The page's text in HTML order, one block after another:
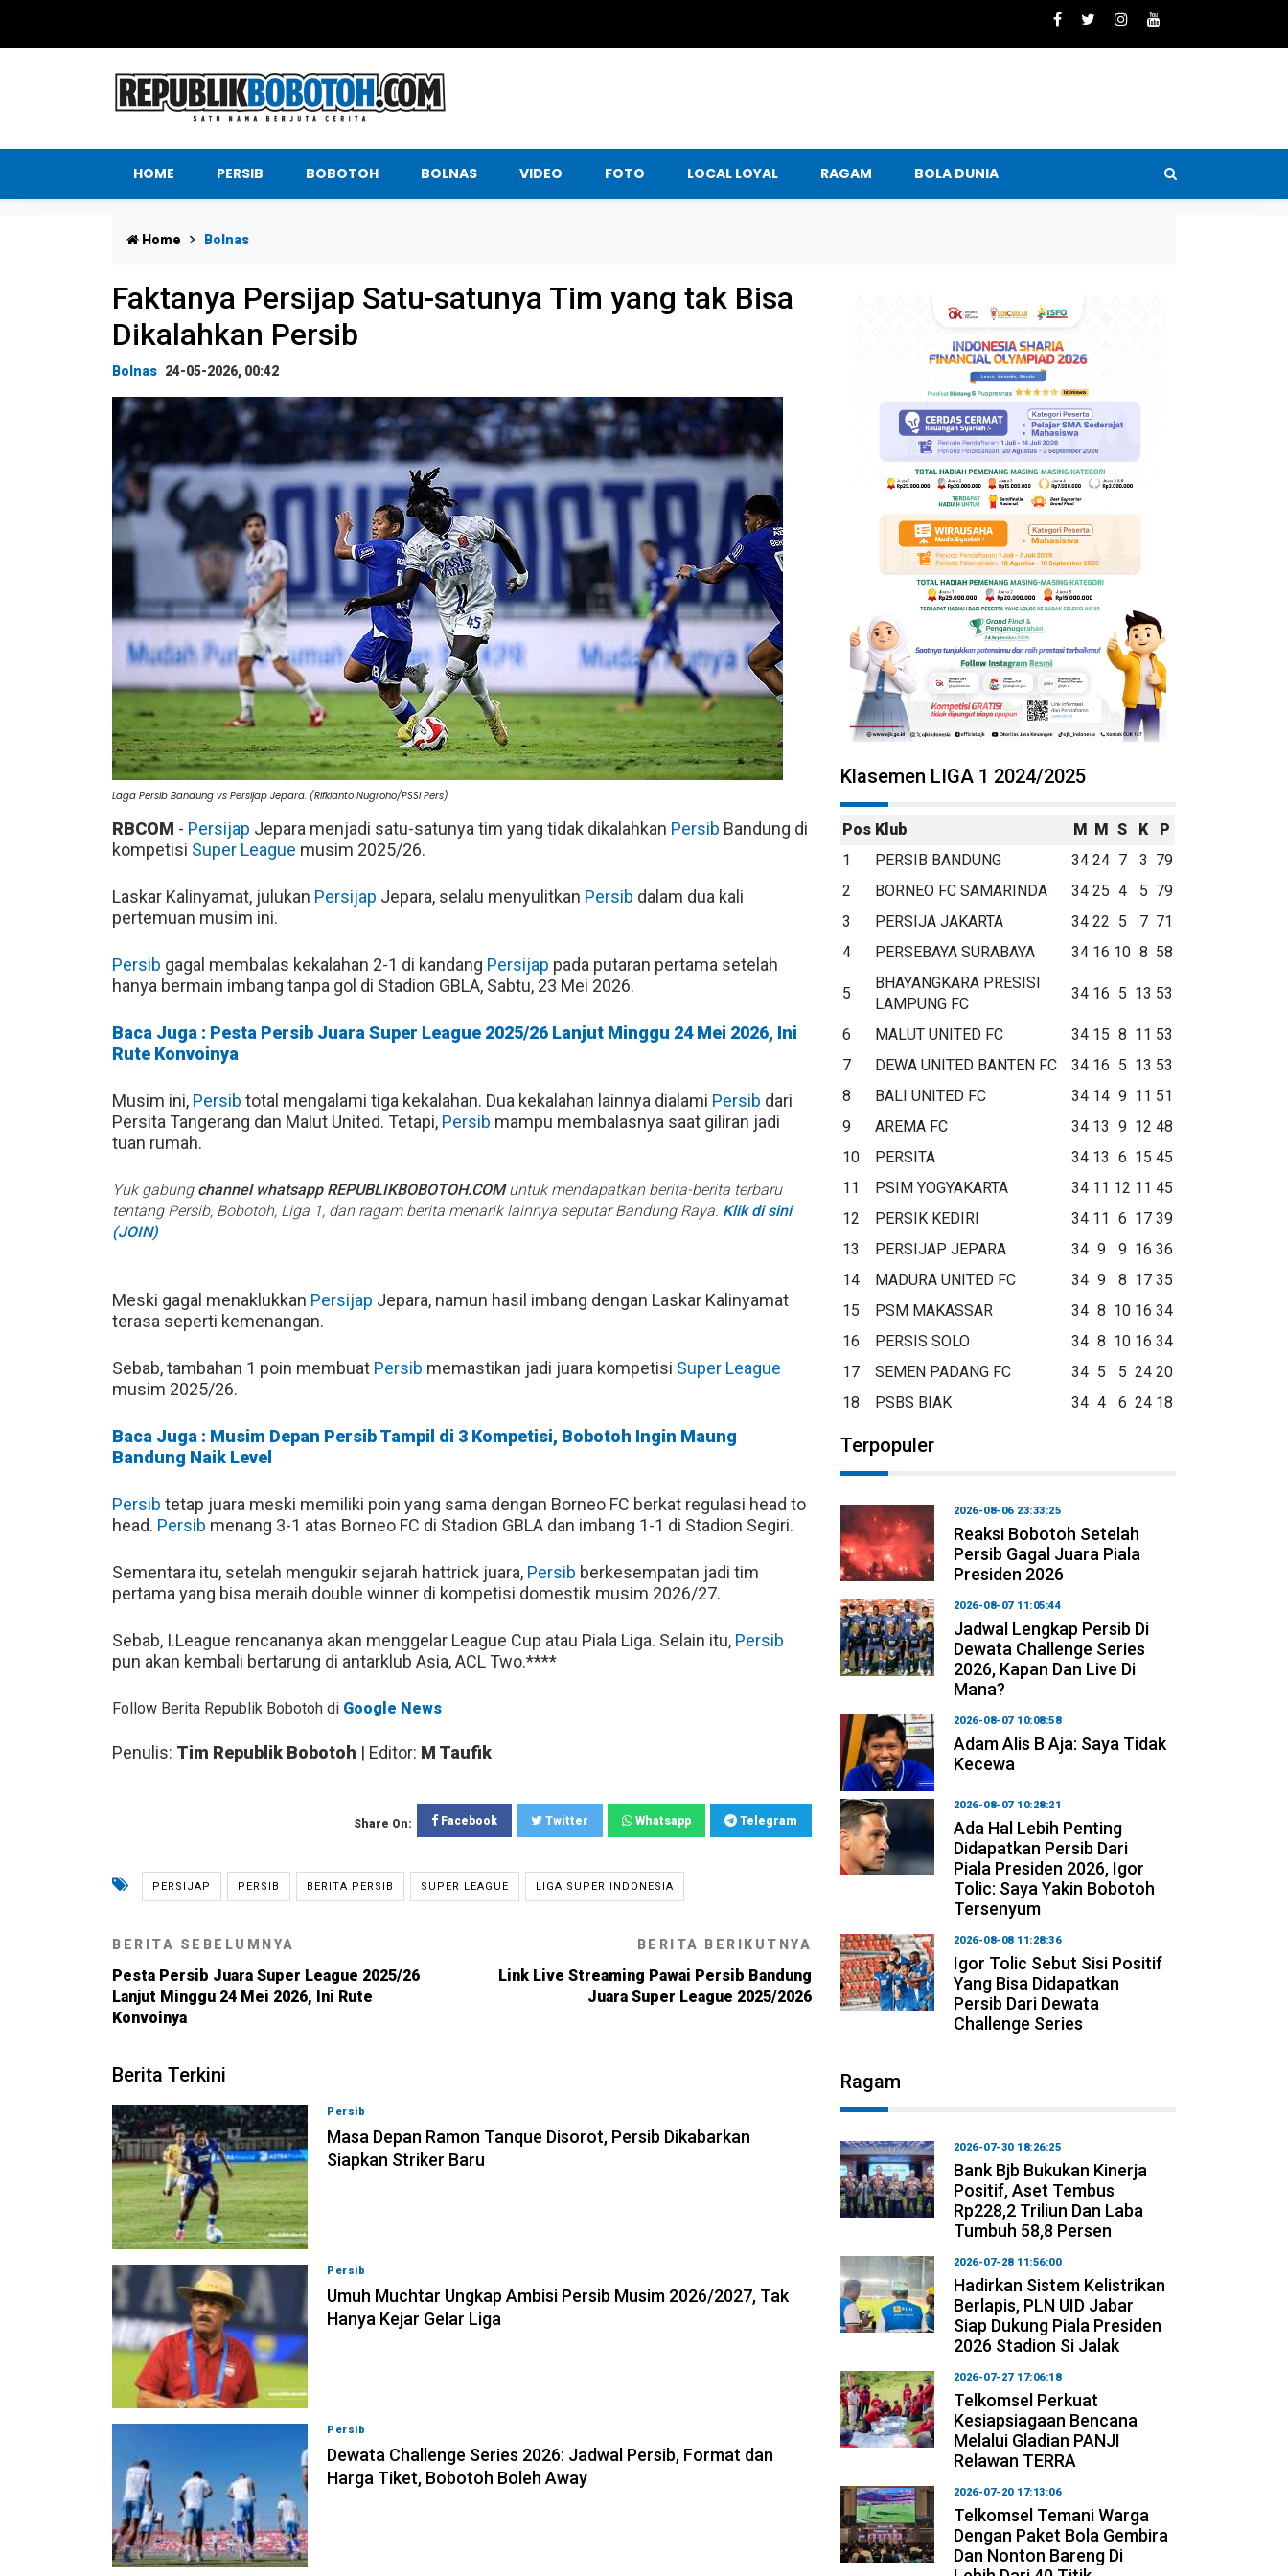
HOME PERSIB BOBOTOH BOLNAS VIDEO FOTO LOCAL LOYAL RAGAM BOLA DUNIA
Home Bolnas
Faktanya Persijap Satu-satunya Tim yang tak Bisa
Dikalahkan Persib
Bolnas 24-05-2026, 00:42
Laga Persib Bandung vs Persijap Jepara. (Rifkianto Nugroho/PSSI Pers)
RBCOM - Persijap Jepara menjadi satu-satunya tim yang tidak dikalahkan Persib Bandung di
kompetisi Super League musim 2025/26.
Laskar Kalinyamat, julukan Persijap Jepara, selalu menyulitkan Persib dalam dua kali
pertemuan musim ini.
Persib gagal membalas kekalahan 2-1 di kandang Persijap pada putaran pertama setelah
hanya bermain imbang tanpa gol di Stadion GBLA, Sabtu, 23 Mei 2026.
Baca Juga : Pesta Persib Juara Super League 2025/26 Lanjut Minggu 24 Mei 2026, Ini
Rute Konvoinya
Musim ini, Persib total mengalami tiga kekalahan. Dua kekalahan lainnya dialami Persib dari
Persita Tangerang dan Malut United. Tetapi, Persib mampu membalasnya saat giliran jadi
tuan rumah.
Yuk gabung channel whatsapp REPUBLIKBOBOTOH.COMuntuk mendapatkan berita-berita terbaru
tentang Persib, Bobotoh, Liga 1, dan ragam berita menarik lainnya seputar Bandung Raya. Klik di sini
(JOIN)
Meski gagal menaklukkan Persijap Jepara, namun hasil imbang dengan Laskar Kalinyamat
terasa seperti kemenangan.
Sebab, tambahan 1 poin membuat Persib memastikan jadi juara kompetisi Super League
musim 2025/26.
Baca Juga : Musim Depan Persib Tampil di 3 Kompetisi, Bobotoh Ingin Maung
Bandung Naik Level
Persib tetap juara meski memiliki poin yang sama dengan Borneo FC berkat regulasi head to
head. Persib menang 3-1 atas Borneo FC di Stadion GBLA dan imbang 1-1 di Stadion Segiri.
Sementara itu, setelah mengukir sejarah hattrick juara, Persib berkesempatan jadi tim
pertama yang bisa meraih double winner di kompetisi domestik musim 2026/27.
Sebab, I.League rencananya akan menggelar League Cup atau Piala Liga. Selain itu, Persib
pun akan kembali bertarung di antarklub Asia, ACL Two.****
Follow Berita Republik Bobotoh di Google News
Penulis: Tim Republik Bobotoh | Editor: M Taufik
Share On: Facebook Twitter Whatsapp Telegram
PERSIJAP PERSIB BERITA PERSIB SUPER LEAGUE LIGA SUPER INDONESIA
BERITA SEBELUMNYA
Pesta Persib Juara Super League 2025/26
Lanjut Minggu 24 Mei 2026, Ini Rute
Konvoinya
BERITA BERIKUTNYA
Link Live Streaming Pawai Persib Bandung
Juara Super League 2025/2026
Berita Terkini
Persib
Masa Depan Ramon Tanque Disorot, Persib Dikabarkan
Siapkan Striker Baru
Persib
Umuh Muchtar Ungkap Ambisi Persib Musim 2026/2027, Tak
Hanya Kejar Gelar Liga
Persib
Dewata Challenge Series 2026: Jadwal Persib, Format dan
Harga Tiket, Bobotoh Boleh Away
Klasemen LIGA 1 2024/2025
Pos Klub M M S K
P
1
PERSIB BANDUNG 34 24 7 3 79
2
BORNEO FC SAMARINDA 34 25 4 5 79
3
PERSIJA JAKARTA 34 22 5 7 71
4
PERSEBAYA SURABAYA 34 16 10 8 58
5
BHAYANGKARA PRESISI
LAMPUNG FC
34 16 5 13 53
6 MALUT UNITED FC 34 15 8 11 53
7
DEWA UNITED BANTEN FC 34 16 5 13 53
8
BALI UNITED FC 34 14 9 11 51
9
AREMA FC 34 13 9 12 48
10
PERSITA 34 13 6 15 45
11
PSIM YOGYAKARTA 34 11 12 11 45
12
PERSIK KEDIRI 34 11 6 17 39
13
PERSIJAP JEPARA 34 9 9 16 36
14
MADURA UNITED FC 34 9 8 17 35
15
PSM MAKASSAR 34 8 10 16 34
16
PERSIS SOLO 34 8 10 16 34
17
SEMEN PADANG FC 34 5 5 24 20
18
PSBS BIAK 34 4 6 24 18
Terpopuler
2026-08-06 23:33:25
Reaksi Bobotoh Setelah
Persib Gagal Juara Piala
Presiden 2026
2026-08-07 11:05:44
Jadwal Lengkap Persib Di
Dewata Challenge Series
2026, Kapan Dan Live Di
Mana?
2026-08-07 10:08:58
Adam Alis B Aja: Saya Tidak
Kecewa
2026-08-07 10:28:21
Ada Hal Lebih Penting
Didapatkan Persib Dari
Piala Presiden 2026, Igor
Tolic: Saya Yakin Bobotoh
Tersenyum
2026-08-08 11:28:36
Igor Tolic Sebut Sisi Positif
Yang Bisa Didapatkan
Persib Dari Dewata
Challenge Series
Ragam
2026-07-30 18:26:25
Bank Bjb Bukukan Kinerja
Positif, Aset Tembus
Rp228,2 Triliun Dan Laba
Tumbuh 58,8 Persen
2026-07-28 11:56:00
Hadirkan Sistem Kelistrikan
Berlapis, PLN UID Jabar
Siap Dukung Piala Presiden
2026 Stadion Si Jalak
2026-07-27 17:06:18
Telkomsel Perkuat
Kesiapsiagaan Bencana
Melalui Gladian PANJI
Relawan TERRA
2026-07-20 17:13:06
Telkomsel Temani Warga
Dengan Paket Bola Gembira
Dan Nonton Bareng Di